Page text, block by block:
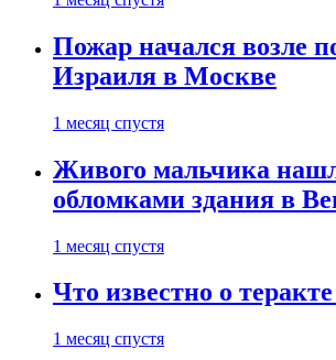
Пожар начался возле
Израиля в Москве
1 месяц спустя
Живого мальчика
обломками здания в
1 месяц спустя
Что известно о
1 месяц спустя